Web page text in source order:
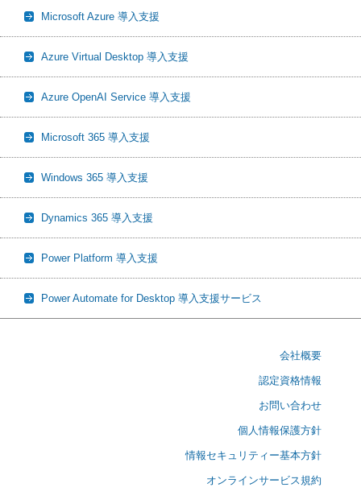
Microsoft Azure 導入支援
Azure Virtual Desktop 導入支援
Azure OpenAI Service 導入支援
Microsoft 365 導入支援
Windows 365 導入支援
Dynamics 365 導入支援
Power Platform 導入支援
Power Automate for Desktop 導入支援サービス
会社概要
認定資格情報
お問い合わせ
個人情報保護方針
情報セキュリティー基本方針
オンラインサービス規約